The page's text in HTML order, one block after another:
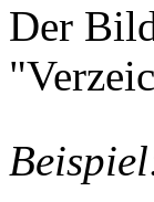
Der